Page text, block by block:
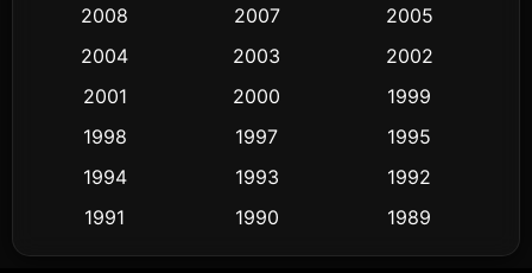
Crime อาชญากรรม 530
Cult Film
Dance เต้น
Detective สืบสวน
2008
2007
2005
2004
2003
2002
2001
2000
1999
1998
1997
1995
1994
1993
1992
1991
1990
1989
1988
1986
1985